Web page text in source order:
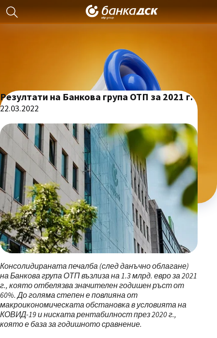
Резултати на Банкова група ОТП за 2021 г.
22.03.2022
Консолидираната печалба (след данъчно облагане)
на Банкова група ОТП възлиза на 1.3 млрд. евро за 2021
г., която отбелязва значителен годишен ръст от
60%. До голяма степен е повлияна от
макроикономическата обстановка в условията на
КОВИД-19 и ниската рентабилност през 2020 г.,
която е база за годишнотосравнение.